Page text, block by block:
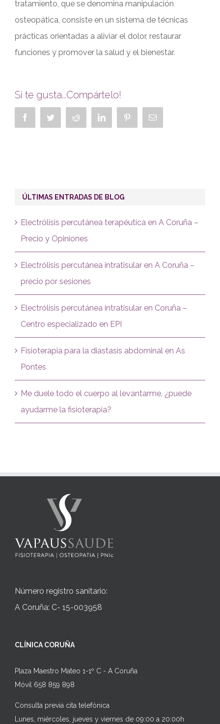
tratamiento, que se denomina manipulación
osteopática, consiste en un sistema de técnicas
prácticas orientadas a aliviar el dolor, restaurar
funciones y promover la salud y el bienestar.
Si te gusta...Compártelo!
Facebook Twitter Reddit LinkedIn PinterestCorreo
ÚLTIMAS ENTRADAS DE BLOG
Electrólisis percutánea terapéutica en A Coruña –
Precio y Opiniones
Electrólisis percutánea intratisular en A Coruña –
precio por sesiones
Electrólisis percutánea intratisular en Coruña –
Centro especializado en EPI
Fisioterapia para la diastasis abdominal en As
Pontes
Me duele todo el cuerpo al levantarme, ¿puede
ayudarme la fisioterapia?
Número registro sanitario:
A Coruña: C- 15-003958
CLÍNICA CORUÑA
Plaza Maestro Mateo 1-1º C - A Coruña
Móvil 658 859 898
Consulta previa cita telefónica
Lunes, miércoles, jueves y viernes de 09:00 a 20:00h